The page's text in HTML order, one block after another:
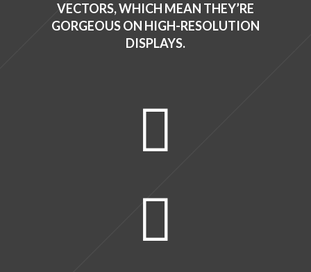
VECTORS, WHICH MEAN THEY’RE
GORGEOUS ON HIGH-RESOLUTION
DISPLAYS.